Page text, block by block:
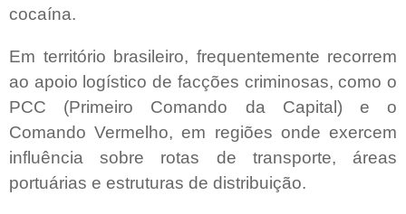
cocaína.
Em território brasileiro, frequentemente recorrem
ao apoio logístico de facções criminosas, como o
PCC (Primeiro Comando da Capital) e o
Comando Vermelho, em regiões onde exercem
influência sobre rotas de transporte, áreas
portuárias e estruturas de distribuição.